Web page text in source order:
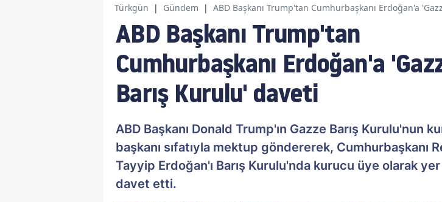
Türkgün | Gündem | ABD Başkanı Trump'tan Cumhurbaşkanı Erdoğan'a
ABD Başkanı Trump'tan
Cumhurbaşkanı Erdoğan'a
Barış Kurulu' daveti
ABD Başkanı Donald Trump'ın Gazze Barış Kurulu'nun
başkanı sıfatıyla mektup göndererek, Cumhurbaşkanı
Tayyip Erdoğan'ı Barış Kurulu'nda kurucu üye olarak
davet etti.